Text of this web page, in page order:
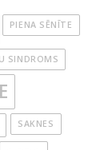
PIENA SĒNĪTE
SINDROMS
SAKNES